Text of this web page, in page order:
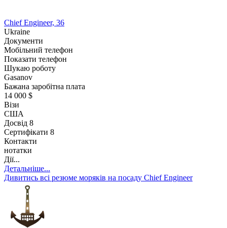
Chief Engineer, 36
Ukraine
Документи
Мобільний телефон
Показати телефон
Шукаю роботу
Gasanov
Бажана заробітна плата
14 000 $
Візи
США
Досвід 8
Сертифікати 8
Контакти
нотатки
Дії...
Детальніше...
Дивитись всі резюме моряків на посаду Chief Engineer